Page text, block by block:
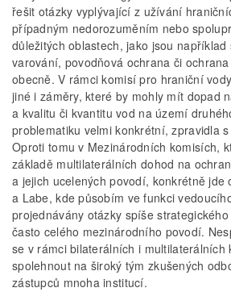
řešit otázky vyplývající z užívání
případným nedorozuměním nebo
důležitých oblastech, jako jsou například
varování, povodňová ochrana či
obecně. V rámci komisí pro hraniční
jiné i záměry, které by mohly mít dopad
a kvalitu či kvantitu vod na území
problematiku velmi konkrétní, zpravidla
Oproti tomu v Mezinárodních komisích,
základě multilaterálních dohod na
a jejich ucelených povodí, konkrétně jde
a Labe, kde působím ve funkci
projednávány otázky spíše
často celého mezinárodního povodí.
se v rámci bilaterálních i multilaterálních
spolehnout na široký tým zkušených
zástupců mnoha institucí.